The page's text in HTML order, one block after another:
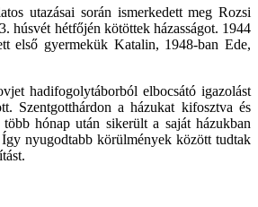
utazásai során ismerkedett meg Rozsi
húsvét hétfőjén kötöttek házasságot. 1944
első gyermekük Katalin, 1948-ban Ede,
hadifogolytáborból elbocsátó igazolást
Szentgotthárdon a házukat kifosztva és
hónap után sikerült a saját házukban
nyugodtabb körülmények között tudtak